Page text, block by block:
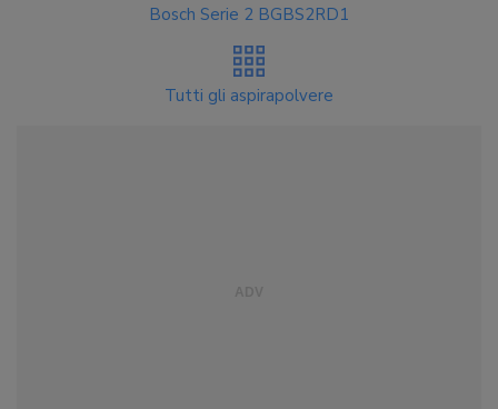
Bosch Serie 2 BGBS2RD1
Tutti gli aspirapolvere